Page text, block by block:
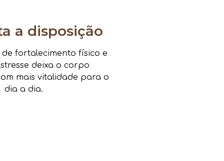
a disposição
fortalecimento físico e
deixa o corpo
mais vitalidade para o
dia a dia.